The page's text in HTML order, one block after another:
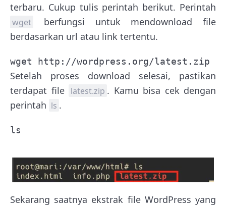
terbaru. Cukup tulis perintah berikut. Perintah
wget
berfungsi untuk mendownload file
berdasarkan url atau link tertentu.
wget http://wordpress.org/latest.zip
Setelah proses download selesai, pastikan
terdapat file latest.zip . Kamu bisa cek dengan
perintah ls .
ls
Sekarang saatnya ekstrak file WordPress yang